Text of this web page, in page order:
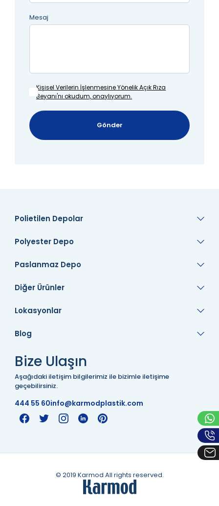
Mesaj
Kişisel Verilerin İşlenmesineYönelik Açık Rıza
Beyanı'nı okudum, onaylıyorum.
Gönder
Polietilen Depolar
Polyester Depo
Paslanmaz Depo
Diğer Ürünler
Lokasyonlar
Bize Ulaşın
Aşağıdaki iletişim bilgilerimiz ile bizimle iletişime
geçebilirsiniz.
444 55 60info@karmodplastik.com
Blog
© 2019 Karmod All rights reserved.